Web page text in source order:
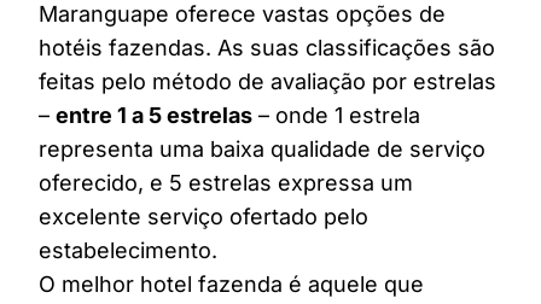
Maranguape oferece vastas opções de
hotéis fazendas. As suas classificações são
feitas pelo método de avaliação por estrelas
– entre 1 a 5 estrelas – onde 1 estrela
representa uma baixa qualidade de serviço
oferecido, e 5 estrelas expressa um
excelente serviço ofertado pelo
estabelecimento.
O melhor hotel fazenda é aquele que